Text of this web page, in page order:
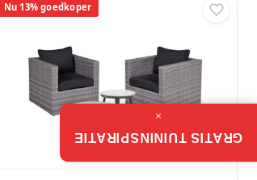
Nu 13% goedkoper
GRATIS TUININSPIRATIE
×